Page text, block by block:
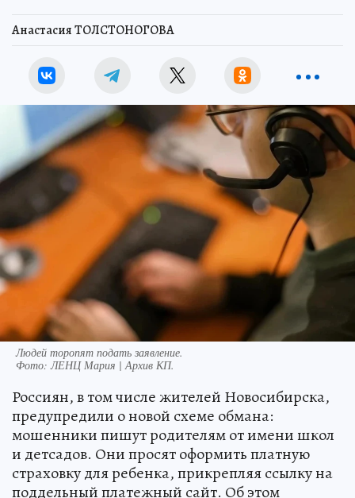
Анастасия ТОЛСТОНОГОВА
Людей торопят подать заявление.
Фото:ЛЕНЦ Мария | Архив КП.
Россиян, в том числе жителей Новосибирска,
предупредили о новой схеме обмана:
мошенники пишут родителям от имени школ
и детсадов. Они просят оформить платную
страховку для ребенка, прикрепляя ссылку на
поддельный платежный сайт. Об этом